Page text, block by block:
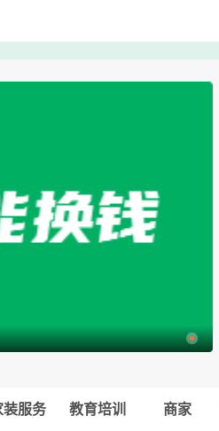
装服务 教育培训 商家